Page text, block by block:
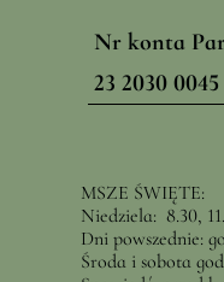
Nr konta
23 2030
MSZE ŚWIĘTE:
Niedziela: 8.30,
Dni powszednie:
Środa i sobota